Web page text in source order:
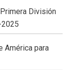
División
América para